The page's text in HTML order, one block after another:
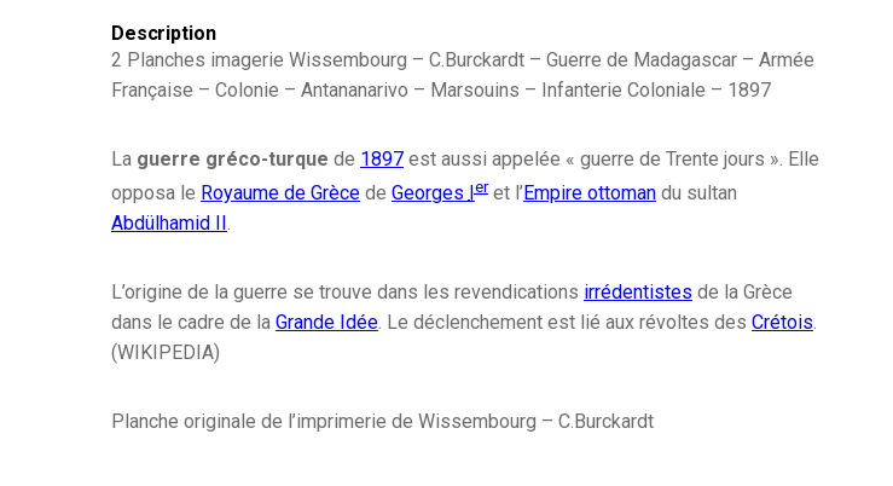
Description
2 Planches imagerie Wissembourg – C.Burckardt – Guerre de Madagascar – Armée
Française – Colonie – Antananarivo – Marsouins – Infanterie Coloniale – 1897
La guerre gréco-turque de 1897est aussi appelée « guerre de Trente jours ». Elle
opposa le Royaume de Grècede Georges Ieret l’Empire ottomandu sultan
Abdülhamid II.
L’origine de la guerre se trouve dans les revendications irrédentistes de la Grèce
dans le cadre de la Grande Idée. Le déclenchement est lié aux révoltes des Crétois.
(WIKIPEDIA)
Planche originale de l’imprimerie de Wissembourg – C.Burckardt